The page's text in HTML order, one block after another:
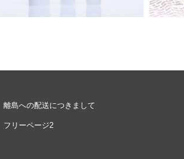
プライバシーポリシーを確認しました。
離島への配送につきまして
フリーページ2